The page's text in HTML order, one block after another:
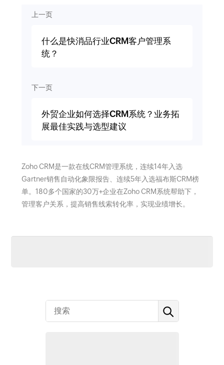
上一页
什么是快消品行业CRM客户管理系
统？
下一页
外贸企业如何选择CRM系统？业务拓
展最佳实践与选型建议
Zoho CRM是一款在线CRM管理系统，连续14年入选
Gartner销售自动化象限报告、连续5年入选福布斯CRM榜
单。180多个国家的30万+企业在Zoho CRM系统帮助下，
管理客户关系，提高销售线索转化率，实现业绩增长。